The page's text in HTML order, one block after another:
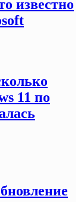
известно
11 по